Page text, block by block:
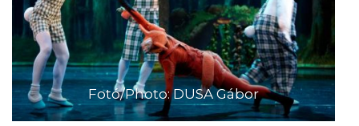
Fotó/Photo: DUSA Gábor